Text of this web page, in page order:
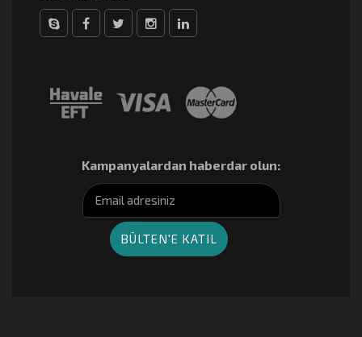
Kampanyalardan haberdar olun: